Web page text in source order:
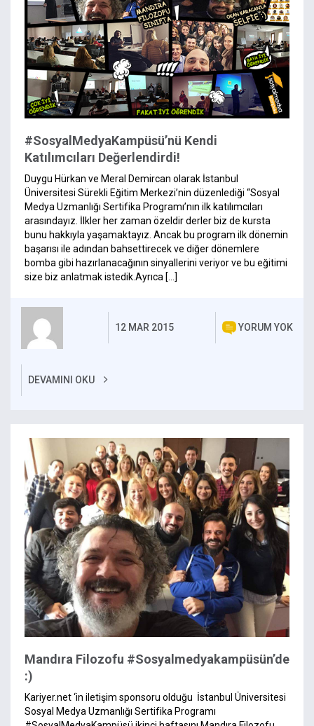
#SosyalMedyaKampüsü’nü Kendi
Katılımcıları Değerlendirdi!
Duygu Hürkan ve Meral Demircan olarak İstanbul
Üniversitesi Sürekli Eğitim Merkezi’nin düzenlediği “Sosyal
Medya Uzmanlığı Sertifika Programı’nın ilk katılımcıları
arasındayız. İlkler her zaman özeldir derler biz de kursta
bunu hakkıyla yaşamaktayız. Ancak bu program ilk dönemin
başarısı ile adından bahsettirecek ve diğer dönemlere
bomba gibi hazırlanacağının sinyallerini veriyor ve bu eğitimi
size biz anlatmak istedik.Ayrıca […]
12 MAR 2015 YORUM YOK
DEVAMINI OKU
Mandıra Filozofu #Sosyalmedyakampüsün’de
:)
Kariyer.net ‘in iletişim sponsoru olduğu İstanbul Üniversitesi
Sosyal Medya Uzmanlığı Sertifika Programı